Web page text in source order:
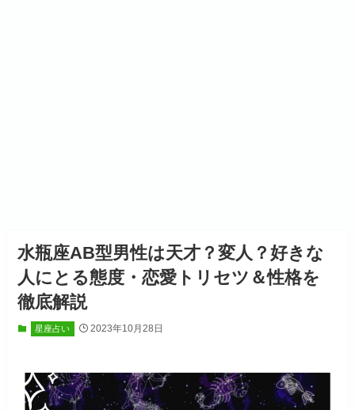
水瓶座AB型男性は天才？変人？好きな
人にとる態度・恋愛トリセツ＆性格を
徹底解説
星座占い 2023年10月28日